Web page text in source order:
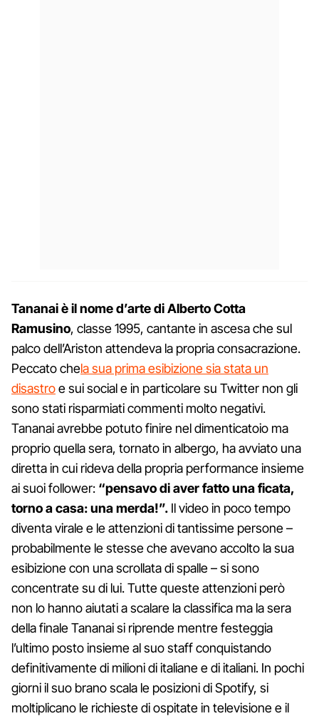
Tananai è il nome d’arte di Alberto Cotta
Ramusino, classe 1995, cantante in ascesa che sul
palco dell’Ariston attendeva la propria consacrazione.
Peccato chela sua prima esibizione sia stata un
disastroe sui social e in particolare su Twitter non gli
sono stati risparmiati commenti molto negativi.
Tananai avrebbe potuto finire nel dimenticatoio ma
proprio quella sera, tornato in albergo, ha avviato una
diretta in cui rideva della propria performance insieme
ai suoi follower: “pensavo di aver fatto una ficata,
torno a casa: una merda!”. Il video in poco tempo
diventa virale e le attenzioni di tantissime persone –
probabilmente le stesse che avevano accolto la sua
esibizione con una scrollata di spalle – si sono
concentrate su di lui. Tutte queste attenzioni però
non lo hanno aiutati a scalare la classifica ma la sera
della finale Tananai si riprende mentre festeggia
l’ultimo posto insieme al suo staff conquistando
definitivamente di milioni di italiane e di italiani. In pochi
giorni il suo brano scala le posizioni di Spotify, si
moltiplicano le richieste di ospitate in televisione e il